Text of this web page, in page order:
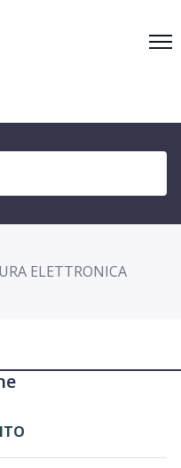
ELETTRONICA